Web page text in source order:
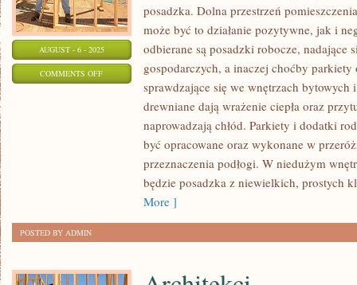
AUGUST - 6 - 2025
COMMENTS OFFON
posadzka. Dolna przestrzeń
może być to działanie pozytywne, jak i
odbierane są posadzki robocze, nadające
gospodarczych, a inaczej choćby parkiety
sprawdzające się we wnętrzach bytowych
drewniane dają wrażenie ciepła oraz
naprowadzają chłód. Parkiety i dodatki
być opracowane oraz wykonane w
przeznaczenia podłogi. W niedużym
będzie posadzka z niewielkich, prostych
More ]
POSTED BY ADMIN